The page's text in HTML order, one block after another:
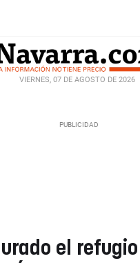
VIERNES, 07 DE AGOSTO DE 2026
el